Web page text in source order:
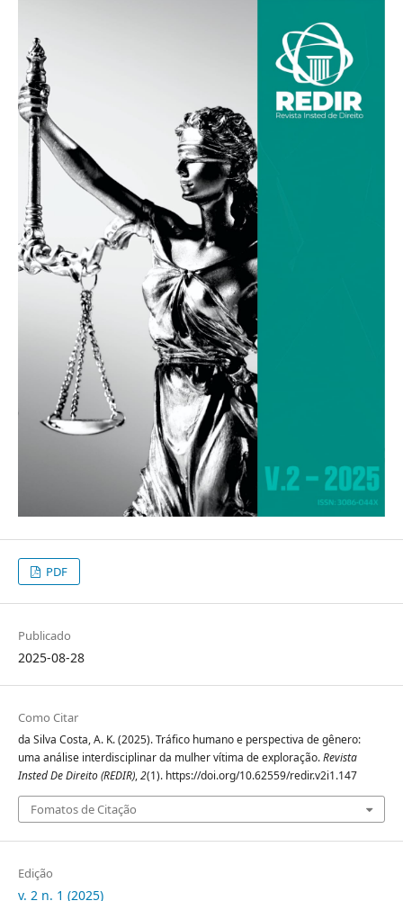
PDF
Publicado
2025-08-28
Como Citar
da Silva Costa, A. K. (2025). Tráfico humano e perspectiva de gênero:
uma análise interdisciplinar da mulher vítima de exploração.Revista
Insted De Direito (REDIR),2(1). https://doi.org/10.62559/redir.v2i1.147
Fomatos de Citação
Edição
v. 2 n. 1 (2025)